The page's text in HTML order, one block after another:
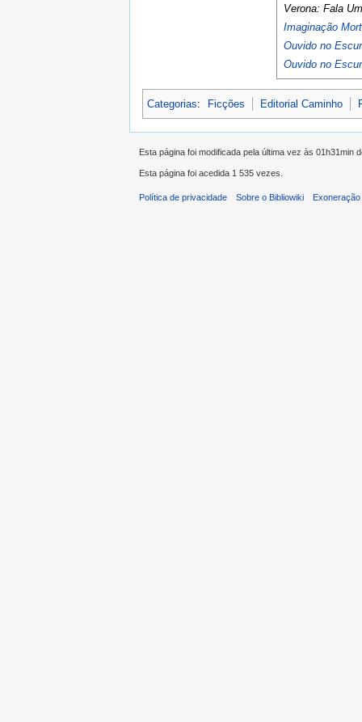
Verona: Fala
Imaginação
Ouvido no
Ouvido no
Categorias: Ficções Editorial Caminho
Esta página foi modificada pela última vez às 01h31min
Esta página foi acedida 1 535 vezes.
Política de privacidade Sobre o Bibliowiki